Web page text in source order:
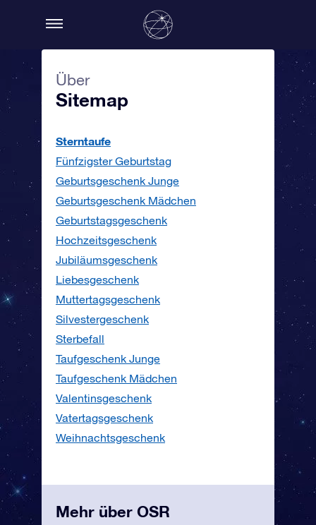
Über
Sitemap
Sterntaufe
Fünfzigster Geburtstag
Geburtsgeschenk Junge
Geburtsgeschenk Mädchen
Geburtstagsgeschenk
Hochzeitsgeschenk
Jubiläumsgeschenk
Liebesgeschenk
Muttertagsgeschenk
Silvestergeschenk
Sterbefall
Taufgeschenk Junge
Taufgeschenk Mädchen
Valentinsgeschenk
Vatertagsgeschenk
Weihnachtsgeschenk
Mehr über OSR